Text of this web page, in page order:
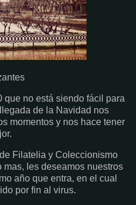
que no está siendo fácil para
de la Navidad nos
momentos y nos hace tener
Filatelia y Coleccionismo
les deseamos nuestros
año que entra, en el cual
por fin al virus.